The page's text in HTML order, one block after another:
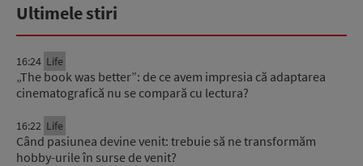
Ultimele stiri
16:24 Life
„The book was better”: de ce avem impresia că adaptarea
cinematografică nu se compară cu lectura?
16:22 Life
Când pasiunea devine venit: trebuie să ne transformăm
hobby-urile în surse de venit?